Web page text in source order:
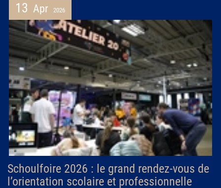
13 Apr 2026
Schoulfoire 2026 : le grand rendez-vous de
l’orientation scolaire et professionnelle